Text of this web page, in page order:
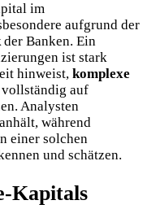
im
aufgrund der
der Banken. Ein
ist stark
hinweist, komplexe
auf
Analysten
während
einer solchen
und schätzen.
Kapitals